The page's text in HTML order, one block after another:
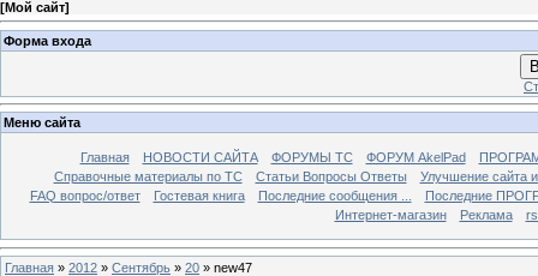
[Мой сайт]
Форма входа
Меню сайта
Главная НОВОСТИ САЙТА ФОРУМЫ TC ФОРУМ AkelPad
Справочные материалы по TС
Статьи Вопросы Ответы
Улучшение сайта
FAQ вопрос/ответ
Гостевая книга Последние сообщения ...
Последние
Интернет-магазин
Реклама
Главная » 2012 » Сентябрь » 20 » new47